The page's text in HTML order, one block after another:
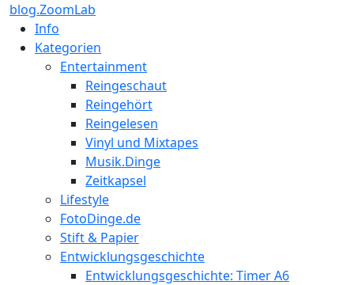
blog.ZoomLab
Info
Kategorien
Entertainment
Reingeschaut
Reingehört
Reingelesen
Vinyl und Mixtapes
Musik.Dinge
Zeitkapsel
Lifestyle
FotoDinge.de
Stift & Papier
Entwicklungsgeschichte
Entwicklungsgeschichte: Timer A6